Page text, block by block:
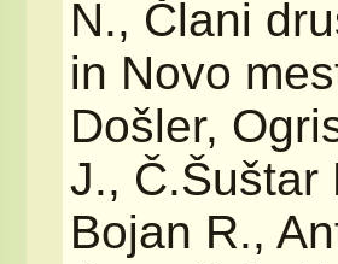
N., Člani
in Novo
Došler,
J., Č.Šuštar
Bojan R.,